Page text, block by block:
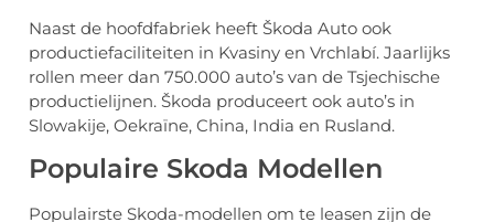
Naast de hoofdfabriek heeft Škoda Auto ook
productiefaciliteiten in Kvasiny en Vrchlabí. Jaarlijks
rollen meer dan 750.000 auto’s van de Tsjechische
productielijnen. Škoda produceert ook auto’s in
Slowakije, Oekraïne, China, India en Rusland.
Populaire Skoda Modellen
Populairste Skoda-modellen om te leasen zijn de